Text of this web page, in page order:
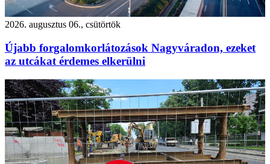
2026. augusztus 06., csütörtök
Újabb forgalomkorlátozások Nagyváradon, ezeket
az utcákat érdemes elkerülni